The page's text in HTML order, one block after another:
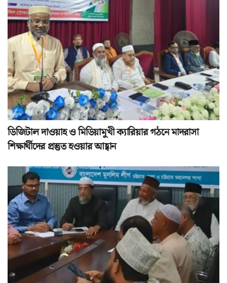
ডিজিটাল দাওয়াহ ও মিডিয়ামুখী ক্যারিয়ার গঠনে মাদরাসা
শিক্ষার্থীদের প্রস্তুত হওয়ার আহ্বান